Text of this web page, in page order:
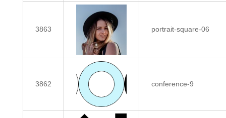
3863 portrait-square-06
3862 conference-9